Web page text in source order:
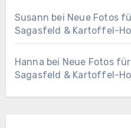
Susann bei Neue Fotos
Sagasfeld & Kartoffel-
Hanna bei Neue Fotos
Sagasfeld & Kartoffel-